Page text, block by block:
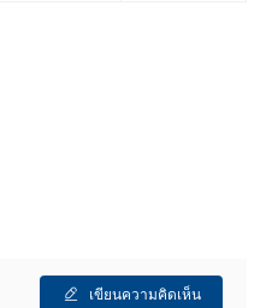
เขียนความคิดเห็น